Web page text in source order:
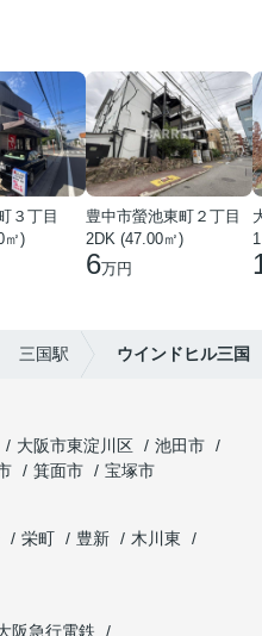
３丁目
㎡)
豊中市螢池東町２丁目
2DK (47.00㎡)
6万円
三国駅 ウインドヒル三国
大阪市東淀川区
池田市
箕面市
宝塚市
栄町 豊新
木川東
阪急行電鉄